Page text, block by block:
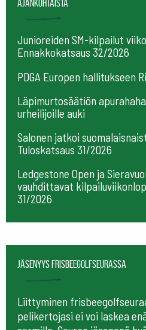
Ajankohtaista
Junioreiden SM-kilpailut
Ennakkokatsaus 32/2026
PDGA Europen hallitukseen
Läpimurtosäätiön
urheilijoille auki
Salonen jatkoi
Tuloskatsaus 31/2026
Ledgestone Open ja
vauhdittavat
31/2026
Jäsenyys frisbeegolfseurassa
Liittyminen
pelikertojasi ei voi laskea